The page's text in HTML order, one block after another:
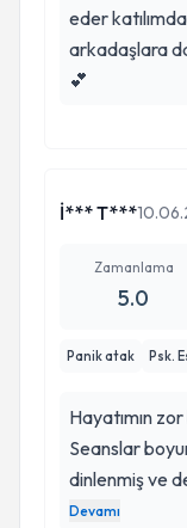
eder
arkadaşlara
💕
İ*** T***
Zamanlama
5.0
Panik atak Psk.
Hayatımın
Seanslar
dinlenmiş ve
sorunlarımla
Devamı